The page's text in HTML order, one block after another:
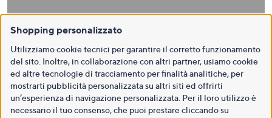
Shopping personalizzato
Utilizziamo cookie tecnici per garantire il corretto funzionamento
del sito. Inoltre, in collaborazione con altri partner, usiamo cookie
ed altre tecnologie di tracciamento per finalità analitiche, per
mostrarti pubblicità personalizzata su altri siti ed offrirti
un’esperienza di navigazione personalizzata. Per il loro utilizzo è
necessario il tuo consenso, che puoi prestare cliccando su